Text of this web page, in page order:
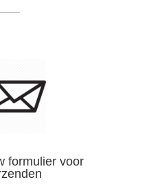
formulier voor